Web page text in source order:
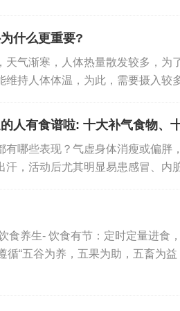
什么更重要?
天气渐寒，人体热量散发较多，为
维持人体体温，为此，需要摄入较
人有食谱啦: 十大补气食物、
有哪些表现？气虚身体消瘦或偏胖
汗，活动后尤其明显易患感冒、内
食养生- 饮食有节：定时定量进食
循“五谷为养，五果为助，五畜为